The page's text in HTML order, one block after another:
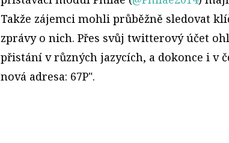
Takže zájemci mohli průběžně sledovat
zprávy o nich. Přes svůj twitterový účet
přistání v různých jazycích, a dokonce i v
nová adresa: 67P".